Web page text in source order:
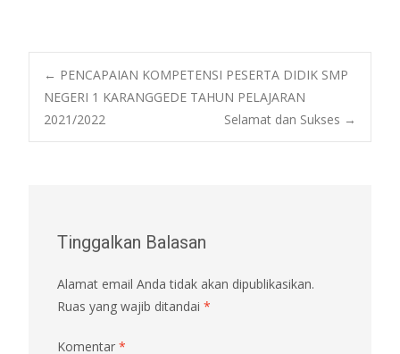
Post
navigation
← PENCAPAIAN KOMPETENSI PESERTA DIDIK SMP
NEGERI 1 KARANGGEDE TAHUN PELAJARAN
2021/2022
Selamat dan Sukses →
Tinggalkan Balasan
Alamat email Anda tidak akan dipublikasikan.
Ruas yang wajib ditandai *
Komentar *